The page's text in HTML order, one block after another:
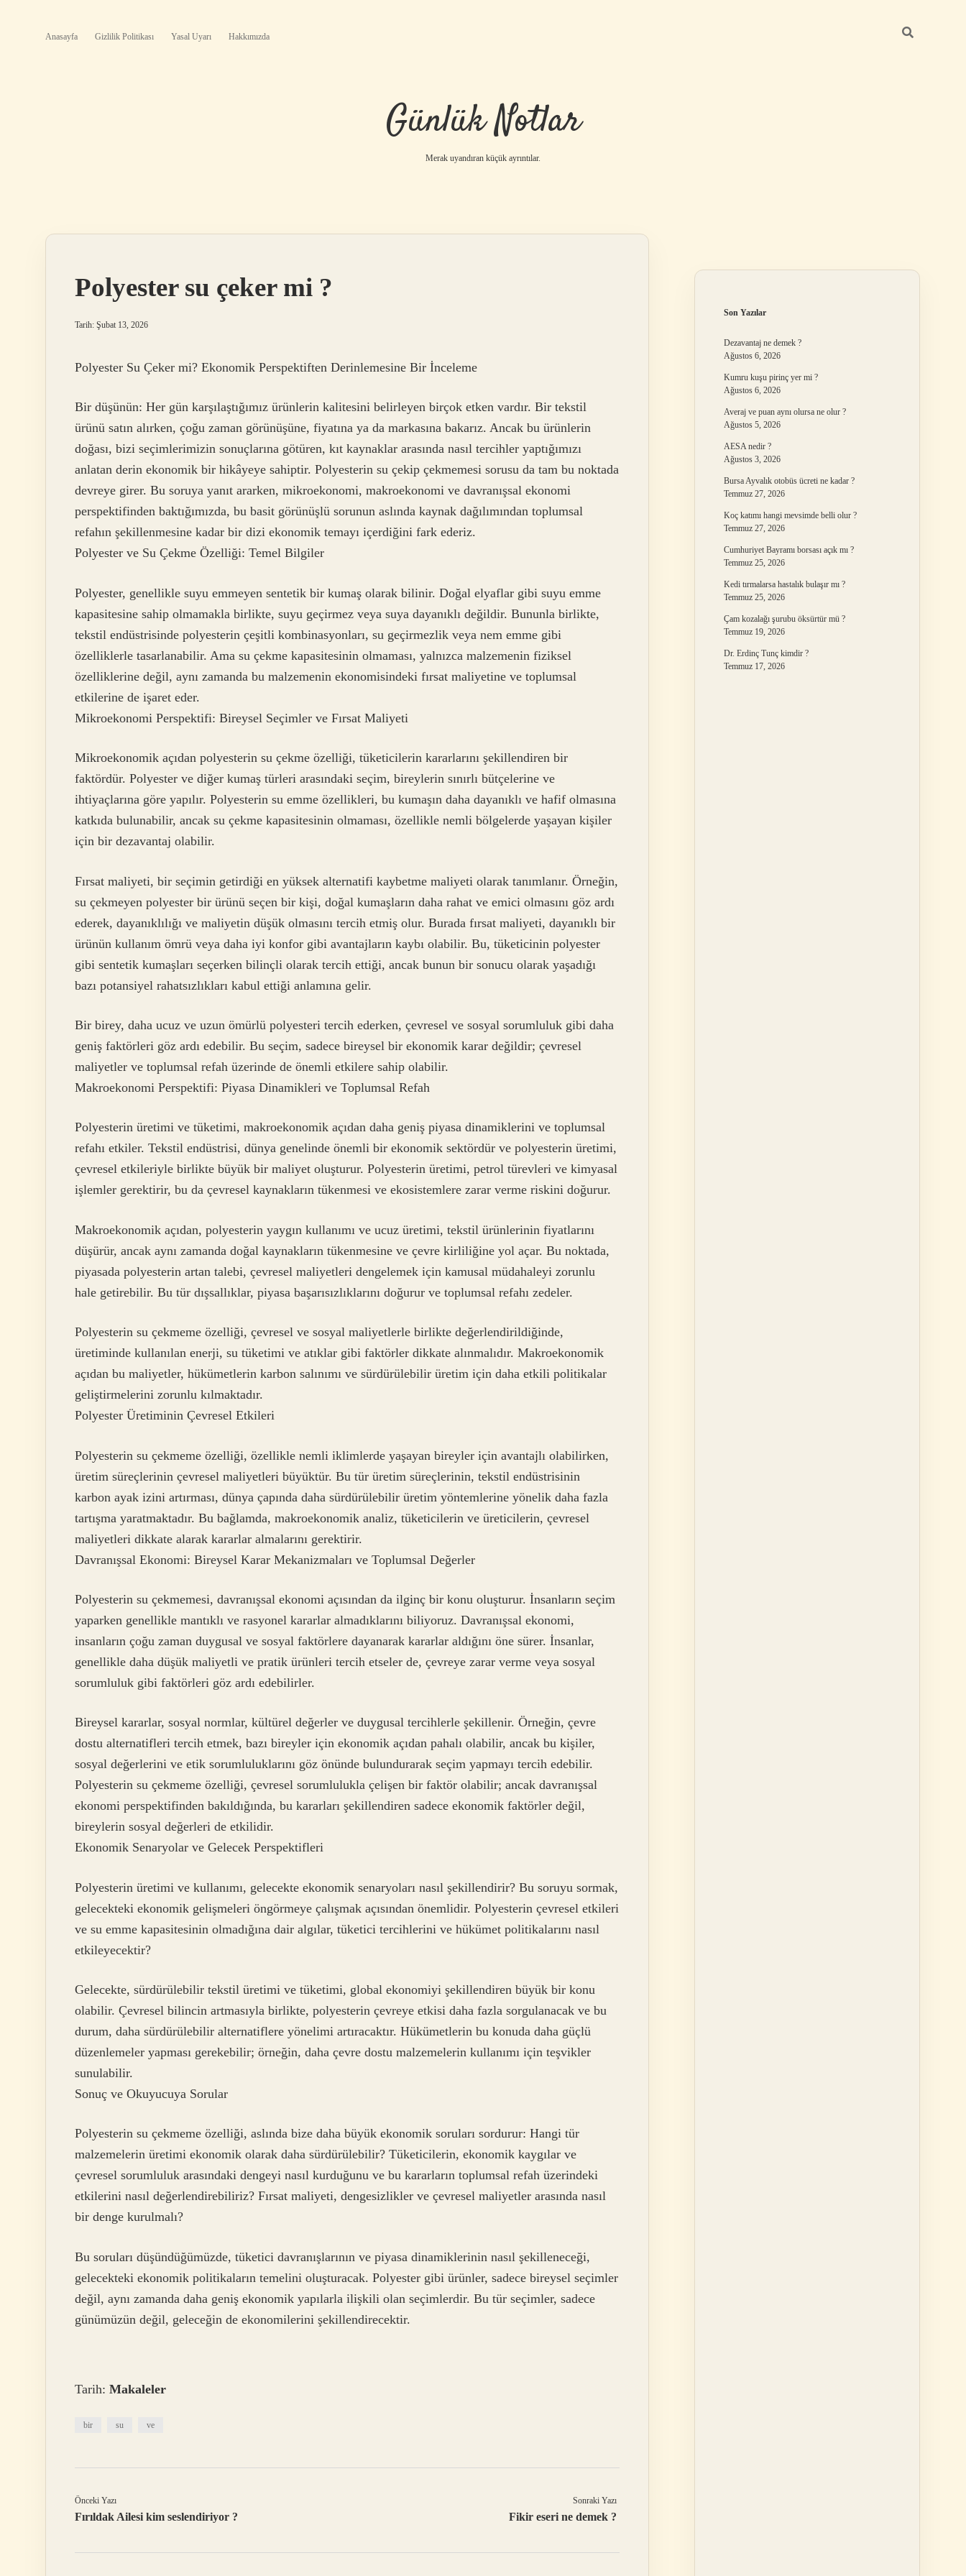
Anasayfa Gizlilik Politikası Yasal Uyarı Hakkımızda
Günlük Notlar
Merak uyandıran küçük ayrıntılar.
Polyester su çeker mi ?
Tarih: Şubat 13, 2026
Polyester Su Çeker mi? Ekonomik Perspektiften Derinlemesine Bir İnceleme
Bir düşünün: Her gün karşılaştığımız ürünlerin kalitesini belirleyen birçok etken vardır. Bir tekstil
ürünü satın alırken, çoğu zaman görünüşüne, fiyatına ya da markasına bakarız. Ancak bu ürünlerin
doğası, bizi seçimlerimizin sonuçlarına götüren, kıt kaynaklar arasında nasıl tercihler yaptığımızı
anlatan derin ekonomik bir hikâyeye sahiptir. Polyesterin su çekip çekmemesi sorusu da tam bu noktada
devreye girer. Bu soruya yanıt ararken, mikroekonomi, makroekonomi ve davranışsal ekonomi
perspektifinden baktığımızda, bu basit görünüşlü sorunun aslında kaynak dağılımından toplumsal
refahın şekillenmesine kadar bir dizi ekonomik temayı içerdiğini fark ederiz.
Polyester ve Su Çekme Özelliği: Temel Bilgiler
Polyester, genellikle suyu emmeyen sentetik bir kumaş olarak bilinir. Doğal elyaflar gibi suyu emme
kapasitesine sahip olmamakla birlikte, suyu geçirmez veya suya dayanıklı değildir. Bununla birlikte,
tekstil endüstrisinde polyesterin çeşitli kombinasyonları, su geçirmezlik veya nem emme gibi
özelliklerle tasarlanabilir. Ama su çekme kapasitesinin olmaması, yalnızca malzemenin fiziksel
özelliklerine değil, aynı zamanda bu malzemenin ekonomisindeki fırsat maliyetine ve toplumsal
etkilerine de işaret eder.
Mikroekonomi Perspektifi: Bireysel Seçimler ve Fırsat Maliyeti
Mikroekonomik açıdan polyesterin su çekme özelliği, tüketicilerin kararlarını şekillendiren bir
faktördür. Polyester ve diğer kumaş türleri arasındaki seçim, bireylerin sınırlı bütçelerine ve
ihtiyaçlarına göre yapılır. Polyesterin su emme özellikleri, bu kumaşın daha dayanıklı ve hafif olmasına
katkıda bulunabilir, ancak su çekme kapasitesinin olmaması, özellikle nemli bölgelerde yaşayan kişiler
için bir dezavantaj olabilir.
Fırsat maliyeti, bir seçimin getirdiği en yüksek alternatifi kaybetme maliyeti olarak tanımlanır. Örneğin,
su çekmeyen polyester bir ürünü seçen bir kişi, doğal kumaşların daha rahat ve emici olmasını göz ardı
ederek, dayanıklılığı ve maliyetin düşük olmasını tercih etmiş olur. Burada fırsat maliyeti, dayanıklı bir
ürünün kullanım ömrü veya daha iyi konfor gibi avantajların kaybı olabilir. Bu, tüketicinin polyester
gibi sentetik kumaşları seçerken bilinçli olarak tercih ettiği, ancak bunun bir sonucu olarak yaşadığı
bazı potansiyel rahatsızlıkları kabul ettiği anlamına gelir.
Bir birey, daha ucuz ve uzun ömürlü polyesteri tercih ederken, çevresel ve sosyal sorumluluk gibi daha
geniş faktörleri göz ardı edebilir. Bu seçim, sadece bireysel bir ekonomik karar değildir; çevresel
maliyetler ve toplumsal refah üzerinde de önemli etkilere sahip olabilir.
Makroekonomi Perspektifi: Piyasa Dinamikleri ve Toplumsal Refah
Polyesterin üretimi ve tüketimi, makroekonomik açıdan daha geniş piyasa dinamiklerini ve toplumsal
refahı etkiler. Tekstil endüstrisi, dünya genelinde önemli bir ekonomik sektördür ve polyesterin üretimi,
çevresel etkileriyle birlikte büyük bir maliyet oluşturur. Polyesterin üretimi, petrol türevleri ve kimyasal
işlemler gerektirir, bu da çevresel kaynakların tükenmesi ve ekosistemlere zarar verme riskini doğurur.
Makroekonomik açıdan, polyesterin yaygın kullanımı ve ucuz üretimi, tekstil ürünlerinin fiyatlarını
düşürür, ancak aynı zamanda doğal kaynakların tükenmesine ve çevre kirliliğine yol açar. Bu noktada,
piyasada polyesterin artan talebi, çevresel maliyetleri dengelemek için kamusal müdahaleyi zorunlu
hale getirebilir. Bu tür dışsallıklar, piyasa başarısızlıklarını doğurur ve toplumsal refahı zedeler.
Polyesterin su çekmeme özelliği, çevresel ve sosyal maliyetlerle birlikte değerlendirildiğinde,
üretiminde kullanılan enerji, su tüketimi ve atıklar gibi faktörler dikkate alınmalıdır. Makroekonomik
açıdan bu maliyetler, hükümetlerin karbon salınımı ve sürdürülebilir üretim için daha etkili politikalar
geliştirmelerini zorunlu kılmaktadır.
Polyester Üretiminin Çevresel Etkileri
Polyesterin su çekmeme özelliği, özellikle nemli iklimlerde yaşayan bireyler için avantajlı olabilirken,
üretim süreçlerinin çevresel maliyetleri büyüktür. Bu tür üretim süreçlerinin, tekstil endüstrisinin
karbon ayak izini artırması, dünya çapında daha sürdürülebilir üretim yöntemlerine yönelik daha fazla
tartışma yaratmaktadır. Bu bağlamda, makroekonomik analiz, tüketicilerin ve üreticilerin, çevresel
maliyetleri dikkate alarak kararlar almalarını gerektirir.
Davranışsal Ekonomi: Bireysel Karar Mekanizmaları ve Toplumsal Değerler
Polyesterin su çekmemesi, davranışsal ekonomi açısından da ilginç bir konu oluşturur. İnsanların seçim
yaparken genellikle mantıklı ve rasyonel kararlar almadıklarını biliyoruz. Davranışsal ekonomi,
insanların çoğu zaman duygusal ve sosyal faktörlere dayanarak kararlar aldığını öne sürer. İnsanlar,
genellikle daha düşük maliyetli ve pratik ürünleri tercih etseler de, çevreye zarar verme veya sosyal
sorumluluk gibi faktörleri göz ardı edebilirler.
Bireysel kararlar, sosyal normlar, kültürel değerler ve duygusal tercihlerle şekillenir. Örneğin, çevre
dostu alternatifleri tercih etmek, bazı bireyler için ekonomik açıdan pahalı olabilir, ancak bu kişiler,
sosyal değerlerini ve etik sorumluluklarını göz önünde bulundurarak seçim yapmayı tercih edebilir.
Polyesterin su çekmeme özelliği, çevresel sorumlulukla çelişen bir faktör olabilir; ancak davranışsal
ekonomi perspektifinden bakıldığında, bu kararları şekillendiren sadece ekonomik faktörler değil,
bireylerin sosyal değerleri de etkilidir.
Ekonomik Senaryolar ve Gelecek Perspektifleri
Polyesterin üretimi ve kullanımı, gelecekte ekonomik senaryoları nasıl şekillendirir? Bu soruyu sormak,
gelecekteki ekonomik gelişmeleri öngörmeye çalışmak açısından önemlidir. Polyesterin çevresel etkileri
ve su emme kapasitesinin olmadığına dair algılar, tüketici tercihlerini ve hükümet politikalarını nasıl
etkileyecektir?
Gelecekte, sürdürülebilir tekstil üretimi ve tüketimi, global ekonomiyi şekillendiren büyük bir konu
olabilir. Çevresel bilincin artmasıyla birlikte, polyesterin çevreye etkisi daha fazla sorgulanacak ve bu
durum, daha sürdürülebilir alternatiflere yönelimi artıracaktır. Hükümetlerin bu konuda daha güçlü
düzenlemeler yapması gerekebilir; örneğin, daha çevre dostu malzemelerin kullanımı için teşvikler
sunulabilir.
Sonuç ve Okuyucuya Sorular
Polyesterin su çekmeme özelliği, aslında bize daha büyük ekonomik soruları sordurur: Hangi tür
malzemelerin üretimi ekonomik olarak daha sürdürülebilir? Tüketicilerin, ekonomik kaygılar ve
çevresel sorumluluk arasındaki dengeyi nasıl kurduğunu ve bu kararların toplumsal refah üzerindeki
etkilerini nasıl değerlendirebiliriz? Fırsat maliyeti, dengesizlikler ve çevresel maliyetler arasında nasıl
bir denge kurulmalı?
Bu soruları düşündüğümüzde, tüketici davranışlarının ve piyasa dinamiklerinin nasıl şekilleneceği,
gelecekteki ekonomik politikaların temelini oluşturacak. Polyester gibi ürünler, sadece bireysel seçimler
değil, aynı zamanda daha geniş ekonomik yapılarla ilişkili olan seçimlerdir. Bu tür seçimler, sadece
günümüzün değil, geleceğin de ekonomilerini şekillendirecektir.
Tarih: Makaleler
bir su ve
Önceki Yazı
Fırıldak Ailesi kim seslendiriyor ?
Sonraki Yazı
Fikir eseri ne demek ?
Son Yazılar
Dezavantaj ne demek ?
Ağustos 6, 2026
Kumru kuşu pirinç yer mi ?
Ağustos 6, 2026
Averaj ve puan aynı olursa ne olur ?
Ağustos 5, 2026
AESA nedir ?
Ağustos 3, 2026
Bursa Ayvalık otobüs ücreti ne kadar ?
Temmuz 27, 2026
Koç katımı hangi mevsimde belli olur ?
Temmuz 27, 2026
Cumhuriyet Bayramı borsası açık mı ?
Temmuz 25, 2026
Kedi tırmalarsa hastalık bulaşır mı ?
Temmuz 25, 2026
Çam kozalağı şurubu öksürtür mü ?
Temmuz 19, 2026
Dr. Erdinç Tunç kimdir ?
Temmuz 17, 2026